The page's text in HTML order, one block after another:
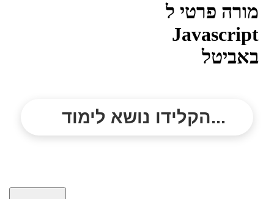
מורה פרטי ל
Javascript
באביטל
הקלידו נושא לימוד...